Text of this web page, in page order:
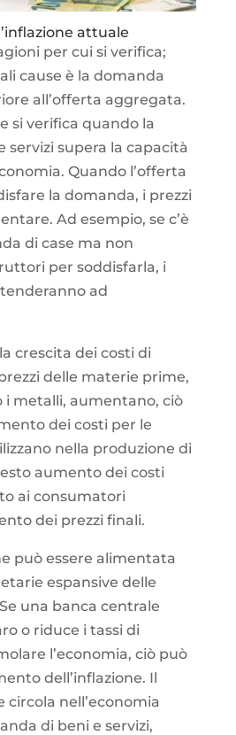
attuale
per cui si verifica;
cause è la domanda
all’offerta aggregata.
si verifica quando la
servizi supera la capacità
Quando l’offerta
la domanda, i prezzi
Ad esempio, se c’è
di case ma non
per soddisfarla, i
ad
crescita dei costi di
delle materie prime,
i metalli, aumentano, ciò
dei costi per le
nella produzione di
aumento dei costi
ai consumatori
dei prezzi finali.
può essere alimentata
espansive delle
una banca centrale
o riduce i tassi di
l’economia, ciò può
dell’inflazione. Il
circola nell’economia
di beni e servizi,